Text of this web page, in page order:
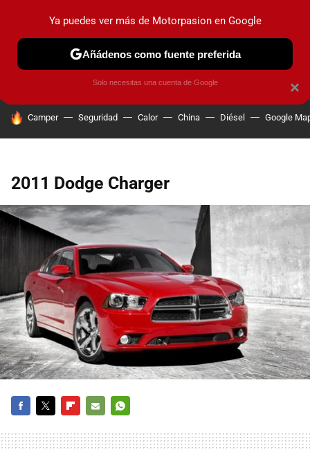
PRUEBAS COCHES ELÉCTRICOS OBSERVATORIO
HOY SE HABLA DE
Camper Seguridad Calor China Diésel Google
2011 Dodge Charger
MAIL
×
Ya puedes ver más de Motorpasion en Google
Añádenos como fuente preferida
Solo necesitas una cuenta de Google